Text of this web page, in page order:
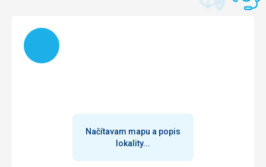
Načítam
Načítavam mapu a popis
lokality...